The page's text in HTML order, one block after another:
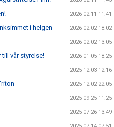
2026-02-11 11:41
i helgen 2026-02-02 18:02
2026-02-02 13:05
vår styrelse! 2026-01-05 18:25
2025-12-03 12:16
2025-12-02 22:05
2025-09-25 11:25
2025-07-26 13:49